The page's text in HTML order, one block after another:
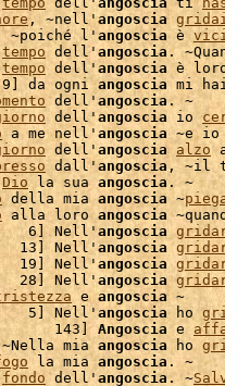
, ~nell'angoscia
~poiché l'angoscia è
tempo dell' angoscia .
tempo dell' angoscia è
ogni angoscia mi
dell' angoscia . ~
dell' angoscia io
a me nell' angoscia ~e
dell' angoscia alzo
dall' angoscia, ~il
Dio la sua angoscia . ~
della mia angoscia ~
alla loro angoscia
6] Nell'angoscia
Nell' angoscia
Nell'angoscia
Nell' angoscia
e angoscia ~
5] Nell' angoscia ho
143] Angoscia e
mia angoscia ho
la mia angoscia . ~
fondo dell' angoscia. ~